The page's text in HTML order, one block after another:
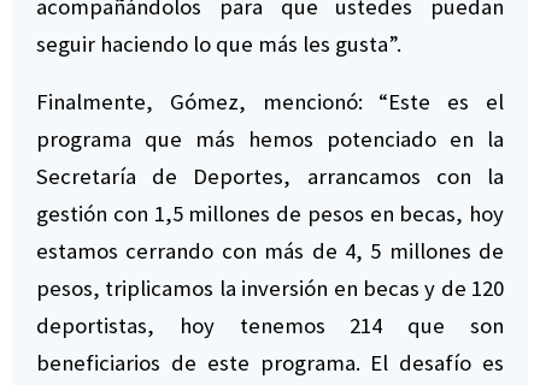
acompañándolos para que ustedes puedan
seguir haciendo lo que más les gusta”.
Finalmente, Gómez, mencionó: “Este es el
programa que más hemos potenciado en la
Secretaría de Deportes, arrancamos con la
gestión con 1,5 millones de pesos en becas, hoy
estamos cerrando con más de 4, 5 millones de
pesos, triplicamos la inversión en becas y de 120
deportistas, hoy tenemos 214 que son
beneficiarios de este programa. El desafío es